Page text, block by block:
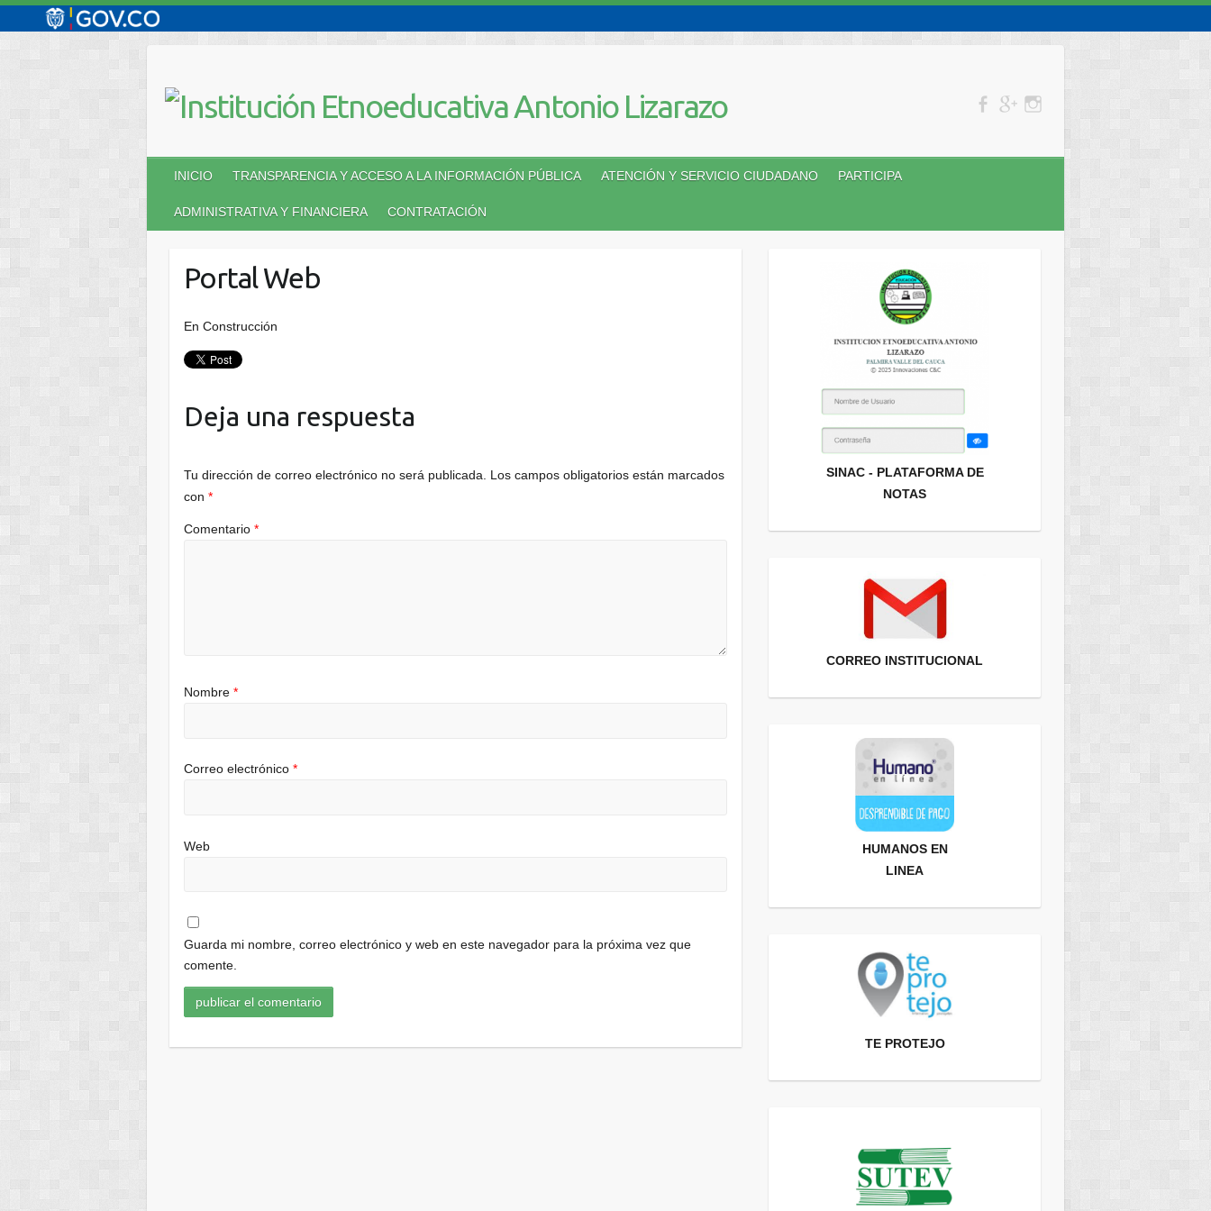
INICIO TRANSPARENCIA Y ACCESO A LA INFORMACIÓN PÚBLICA ATENCIÓN Y SERVICIO CIUDADANO PARTICIPA
ADMINISTRATIVA Y FINANCIERA CONTRATACIÓN
Portal Web
En Construcción
Deja una respuesta
Tu dirección de correo electrónico no será publicada. Los campos obligatorios están marcados
con*
Comentario*
Nombre*
Correo electrónico*
Web
Guarda mi nombre, correo electrónico y web en este navegador para la próxima vez que
comente.
SINAC - PLATAFORMA DE
NOTAS
CORREO INSTITUCIONAL
HUMANOS EN
LINEA
TE PROTEJO